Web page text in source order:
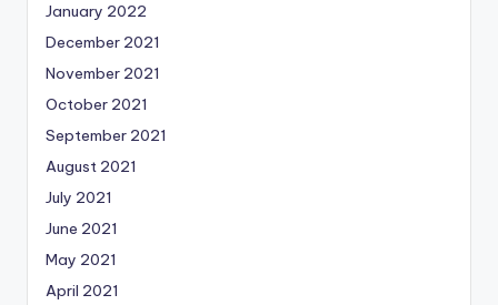
January 2022
December 2021
November 2021
October 2021
September 2021
August 2021
July 2021
June 2021
May 2021
April 2021